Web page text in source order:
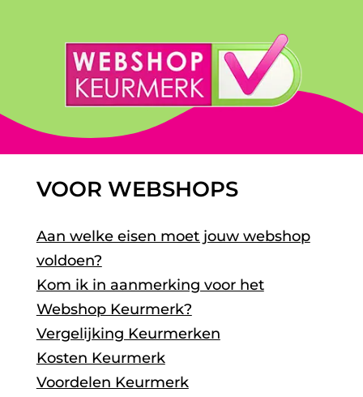
VOOR WEBSHOPS
Aan welke eisen moet jouw webshop
voldoen?
Kom ik in aanmerking voor het
Webshop Keurmerk?
Vergelijking Keurmerken
Kosten Keurmerk
Voordelen Keurmerk